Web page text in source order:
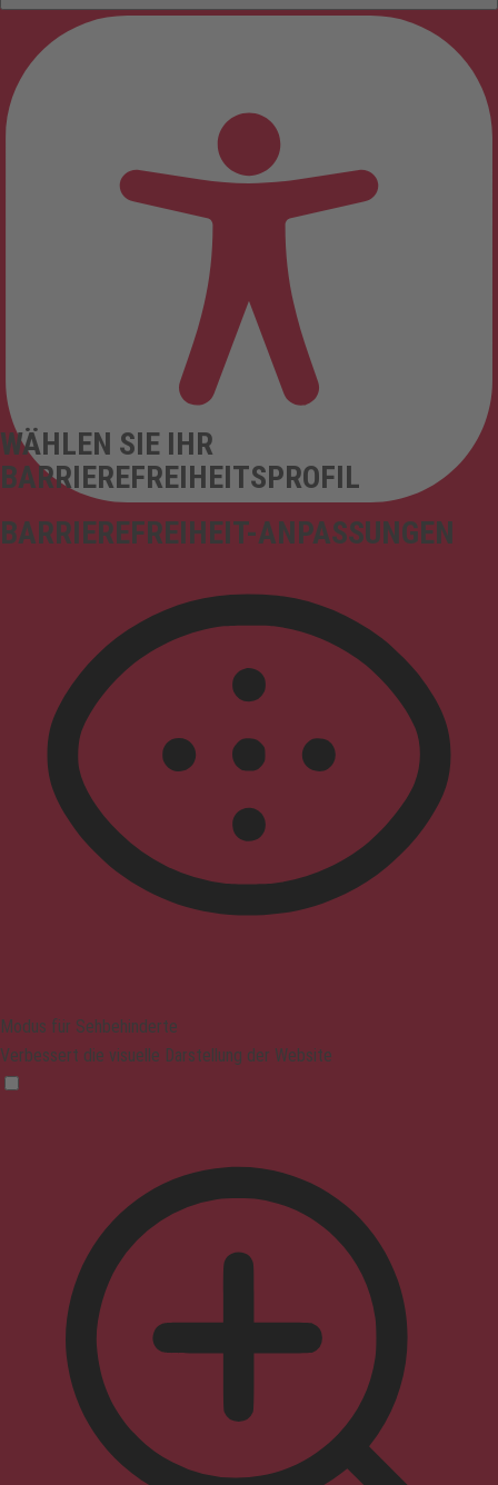
BARRIEREFREIHEIT-ANPASSUNGEN
WÄHLEN SIE IHR
BARRIEREFREIHEITSPROFIL
Modus für Sehbehinderte
Verbessert die visuelle Darstellung der Website